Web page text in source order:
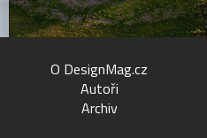
O DesignMag.cz
Autoři
Archiv